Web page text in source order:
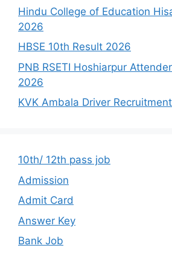
Hindu College of Education
2026
HBSE 10th Result 2026
PNB RSETI Hoshiarpur
2026
KVK Ambala Driver
10th/ 12th pass job
Admission
Admit Card
Answer Key
Bank Job